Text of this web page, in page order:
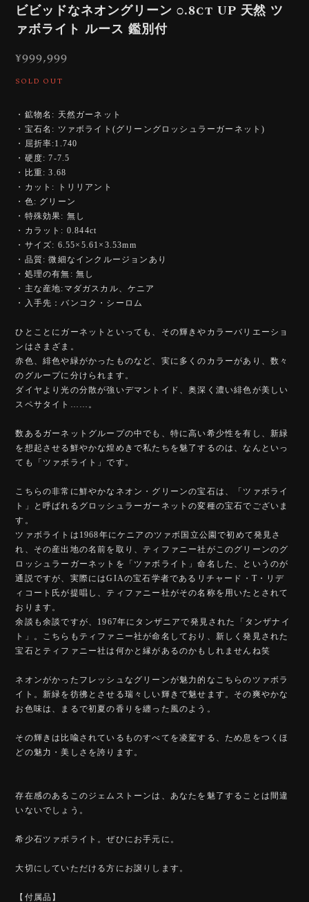
ビビッドなネオングリーン 0.8ct UP 天然 ツ
ァボライト ルース 鑑別付
¥999,999
SOLD OUT
・鉱物名: 天然ガーネット
・宝石名: ツァボライト(グリーングロッシュラーガーネット)
・屈折率:1.740
・硬度: 7-7.5
・比重: 3.68
・カット: トリリアント
・色: グリーン
・特殊効果: 無し
・カラット: 0.844ct
・サイズ: 6.55×5.61×3.53mm
・品質: 微細なインクルージョンあり
・処理の有無: 無し
・主な産地:マダガスカル、ケニア
・入手先：バンコク・シーロム
ひとことにガーネットといっても、その輝きやカラーバリエーショ
ンはさまざま。
赤色、緋色や緑がかったものなど、実に多くのカラーがあり、数々
のグループに分けられます。
ダイヤより光の分散が強いデマントイド、奥深く濃い緋色が美しい
スペサタイト……。
数あるガーネットグループの中でも、特に高い希少性を有し、新緑
を想起させる鮮やかな煌めきで私たちを魅了するのは、なんといっ
ても「ツァボライト」です。
こちらの非常に鮮やかなネオン・グリーンの宝石は、「ツァボライ
ト」と呼ばれるグロッシュラーガーネットの変種の宝石でございま
す。
ツァボライトは1968年にケニアのツァボ国立公園で初めて発見さ
れ、その産出地の名前を取り、ティファニー社がこのグリーンのグ
ロッシュラーガーネットを「ツァボライト」命名した、というのが
通説ですが、実際にはGIAの宝石学者であるリチャード・T・リデ
ィコート氏が提唱し、ティファニー社がその名称を用いたとされて
おります。
余談も余談ですが、1967年にタンザニアで発見された「タンザナイ
ト」。こちらもティファニー社が命名しており、新しく発見された
宝石とティファニー社は何かと縁があるのかもしれませんね笑
ネオンがかったフレッシュなグリーンが魅力的なこちらのツァボラ
イト。新緑を彷彿とさせる瑞々しい輝きで魅せます。その爽やかな
お色味は、まるで初夏の香りを纏った風のよう。
その輝きは比喩されているものすべてを凌駕する、ため息をつくほ
どの魅力・美しさを誇ります。
存在感のあるこのジェムストーンは、あなたを魅了することは間違
いないでしょう。
希少石ツァボライト。ぜひにお手元に。
大切にしていただける方にお譲りします。
【付属品】